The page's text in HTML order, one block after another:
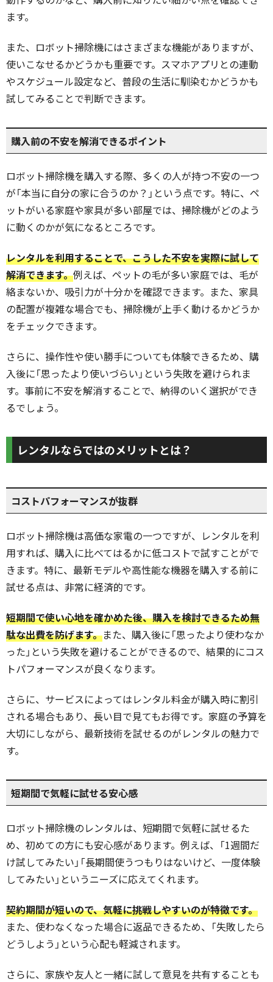
ます。
また、ロボット掃除機にはさまざまな機能がありますが、
使いこなせるかどうかも重要です。スマホアプリとの連動
やスケジュール設定など、普段の生活に馴染むかどうかも
試してみることで判断できます。
購入前の不安を解消できるポイント
ロボット掃除機を購入する際、多くの人が持つ不安の一つ
が「本当に自分の家に合うのか？」という点です。特に、ペ
ットがいる家庭や家具が多い部屋では、掃除機がどのよう
に動くのかが気になるところです。
レンタルを利用することで、こうした不安を実際に試して
解消できます。例えば、ペットの毛が多い家庭では、毛が
絡まないか、吸引力が十分かを確認できます。また、家具
の配置が複雑な場合でも、掃除機が上手く動けるかどうか
をチェックできます。
さらに、操作性や使い勝手についても体験できるため、購
入後に「思ったより使いづらい」という失敗を避けられま
す。事前に不安を解消することで、納得のいく選択ができ
るでしょう。
レンタルならではのメリットとは？
コストパフォーマンスが抜群
ロボット掃除機は高価な家電の一つですが、レンタルを利
用すれば、購入に比べてはるかに低コストで試すことがで
きます。特に、最新モデルや高性能な機器を購入する前に
試せる点は、非常に経済的です。
短期間で使い心地を確かめた後、購入を検討できるため無
駄な出費を防げます。また、購入後に「思ったより使わなか
った」という失敗を避けることができるので、結果的にコス
トパフォーマンスが良くなります。
さらに、サービスによってはレンタル料金が購入時に割引
される場合もあり、長い目で見てもお得です。家庭の予算を
大切にしながら、最新技術を試せるのがレンタルの魅力で
す。
短期間で気軽に試せる安心感
ロボット掃除機のレンタルは、短期間で気軽に試せるた
め、初めての方にも安心感があります。例えば、「1週間だ
け試してみたい」「長期間使うつもりはないけど、一度体験
してみたい」というニーズに応えてくれます。
契約期間が短いので、気軽に挑戦しやすいのが特徴です。
また、使わなくなった場合に返品できるため、「失敗したら
どうしよう」という心配も軽減されます。
さらに、家族や友人と一緒に試して意見を共有することも